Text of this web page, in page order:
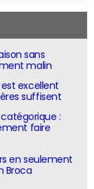
sans
malin
est excellent
suffisent
catégorique :
faire
en seulement
Broca